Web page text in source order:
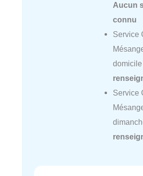
Aucun
connu
Service
domicile
Service